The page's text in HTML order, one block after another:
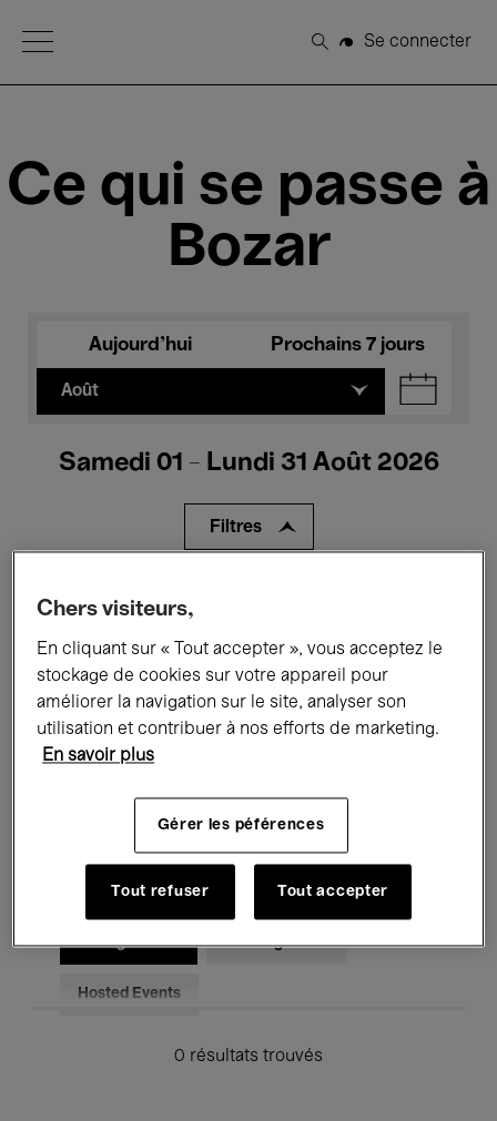
Open Menu
Rechercher
Se connecter
Ce qui se passe à
Bozar
Aujourd'hui Prochains 7 jours
Août
Samedi 01 - Lundi 31 Août 2026
Filtres
Tous les événements
Expositions Films Performances
Rencontres & Débats Jazz
Musique classique
Musique électronique
Pour tous Kids’ Palace
Enseignement Visites guidées
Hosted Events
0 résultats trouvés
Chers visiteurs,
En cliquant sur « Tout accepter », vous acceptez le
stockage de cookies sur votre appareil pour
améliorer la navigation sur le site, analyser son
utilisation et contribuer à nos efforts de marketing.
En savoir plus
Gérer les péférences
Tout refuser Tout accepter